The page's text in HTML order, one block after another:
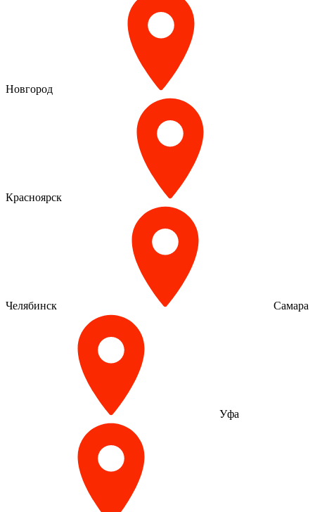
Новгород
Красноярск
Челябинск Самара
Уфа